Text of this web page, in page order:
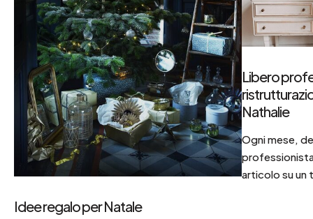
Idee regalo per Natale
Libero
Nathalie
Ogni mese,
articolo su un